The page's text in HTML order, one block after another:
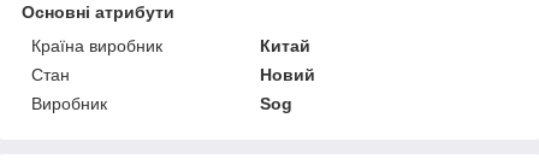
Основні атрибути
Країна виробник
Китай
Стан
Новий
Виробник
Sog